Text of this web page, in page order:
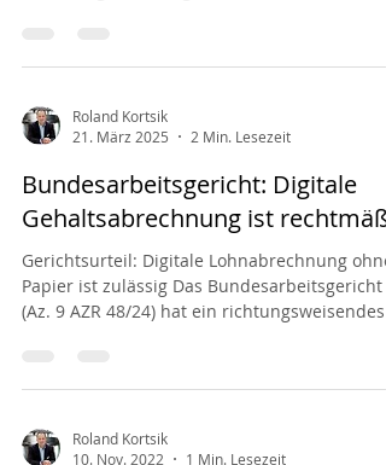
Roland Kortsik
21. März 2025
2 Min. Lesezeit
Bundesarbeitsgericht: Digitale
Gehaltsabrechnung ist
Gerichtsurteil: Digitale Lohnabrechnung ohne
Papier ist zulässig Das Bundesarbeitsgericht
(Az. 9 AZR 48/24) hat ein
Roland Kortsik
10. Nov. 2022
1 Min. Lesezeit